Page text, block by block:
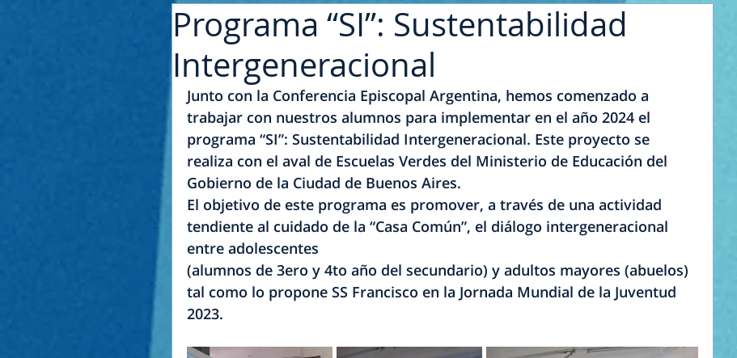
Programa “SI”: Sustentabilidad
Intergeneracional
Junto con la Conferencia Episcopal Argentina, hemos comenzado a
trabajar con nuestros alumnos para implementar en el año 2024 el
programa “SI”: Sustentabilidad Intergeneracional. Este proyecto se
realiza con el aval de Escuelas Verdes del Ministerio de Educación del
Gobierno de la Ciudad de Buenos Aires.
El objetivo de este programa es promover, a través de una actividad
tendiente al cuidado de la “Casa Común”, el diálogo intergeneracional
entre adolescentes
(alumnos de 3ero y 4to año del secundario) y adultos mayores (abuelos)
tal como lo propone SS Francisco en la Jornada Mundial de la Juventud
2023.